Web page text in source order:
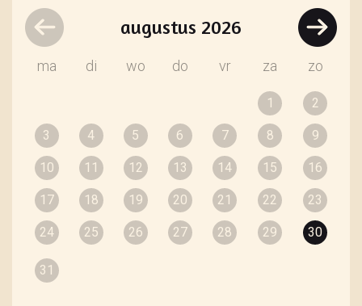
augustus 2026
ma di wo do vr za zo
1 2
3 4 5 6 7 8 9
10 11 12 13 14 15 16
17 18 19 20 21 22 23
24 25 26 27 28 29 30
31